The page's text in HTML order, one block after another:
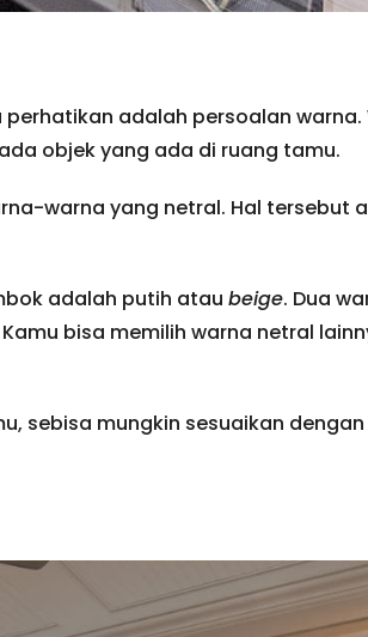
adalah persoalan
objek yang ada di ruang tamu.
warna yang netral. Hal tersebut
adalah putih atau beige. Dua
bisa memilih warna netral
sebisa mungkin sesuaikan